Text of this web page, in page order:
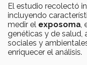
El estudio recolectó
incluyendo
medir el exposoma
genéticas y de salud,
sociales y
enriquecer el análisis.